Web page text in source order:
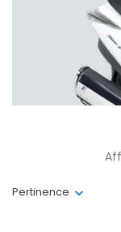
Pertinence